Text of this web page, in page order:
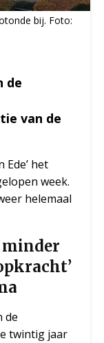
bij. Foto:
de
van de
Ede’ het
week.
helemaal
minder
de
twintig jaar